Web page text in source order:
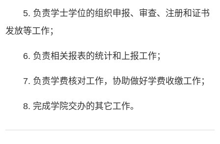
5. 负责学士学位的组织申报、审查、注册和证书
发放等工作；
6. 负责相关报表的统计和上报工作；
7. 负责学费核对工作，协助做好学费收缴工作；
8. 完成学院交办的其它工作。